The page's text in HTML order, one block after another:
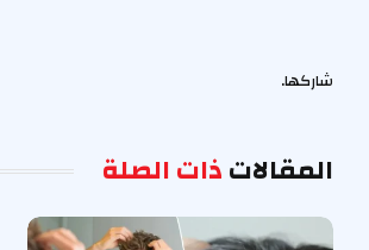
شاركها.
المقالاتذات الصلة